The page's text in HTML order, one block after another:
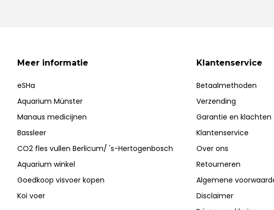
Meer informatie
eSHa
Aquarium Münster
Manaus medicijnen
Bassleer
CO2 fles vullen Berlicum/ 's-Hertogenbosch
Aquarium winkel
Goedkoop visvoer kopen
Koi voer
Klantenservice
Betaalmethoden
Verzending
Garantie en klachten
Klantenservice
Over ons
Retourneren
Algemene
Disclaimer